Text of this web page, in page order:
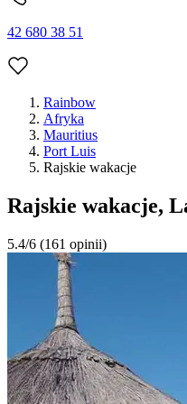
42 680 38 51
Rainbow
Afryka
Mauritius
Port Luis
Rajskie wakacje
Rajskie wakacje,
5.4/6 (161 opinii)